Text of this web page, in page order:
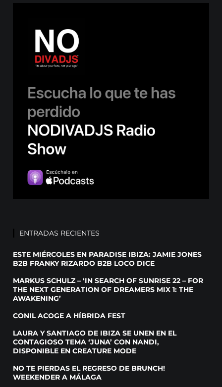
ENTRADAS RECIENTES
ESTE MIÉRCOLES EN PARADISE IBIZA: JAMIE JONES
B2B FRANKY RIZARDO B2B LOCO DICE
MARKUS SCHULZ – ‘IN SEARCH OF SUNRISE 22 – FOR
THE NEXT GENERATION OF DREAMERS MIX 1: THE
AWAKENING’
CONIL ACOGE A HÍBRIDA FEST
LAURA Y SANTIAGO DE IBIZA SE UNEN EN EL
CONTAGIOSO TEMA ‘JUNA’ CON NANDI,
DISPONIBLE EN CREATURE MODE
NO TE PIERDAS EL REGRESO DE BRUNCH!
WEEKENDER A MÁLAGA